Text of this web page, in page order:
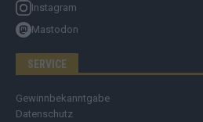
Instagram
Mastodon
SERVICE
Gewinnbekanntgabe
Datenschutz